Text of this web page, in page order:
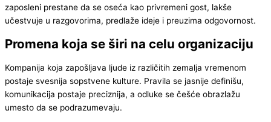
zaposleni prestane da se oseća kao privremeni gost, lakše
učestvuje u razgovorima, predlaže ideje i preuzima odgovornost.
Promena koja se širi na celu organizaciju
Kompanija koja zapošljava ljude iz različitih zemalja vremenom
postaje svesnija sopstvene kulture. Pravila se jasnije definišu,
komunikacija postaje preciznija, a odluke se češće obrazlažu
umesto da se podrazumevaju.